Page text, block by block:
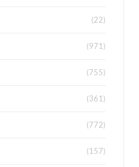
(22)
(971)
(755)
(361)
(772)
(157)